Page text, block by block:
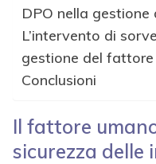
DPO nella
L’intervento di
gestione del
Conclusioni
Il fattore
sicurezza delle